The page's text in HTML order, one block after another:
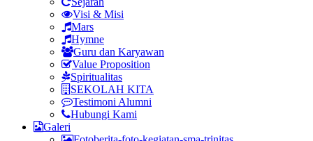
Visi & Misi
Mars
Hymne
Guru dan Karyawan
Value Proposition
Spiritualitas
SEKOLAH KITA
Testimoni Alumni
Hubungi Kami
Galeri